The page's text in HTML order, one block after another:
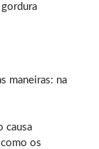
maneiras: na
causa
os